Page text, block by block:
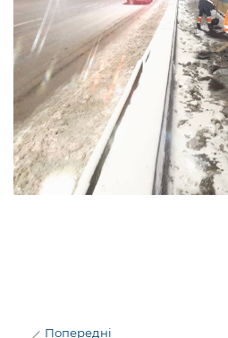
Попередні